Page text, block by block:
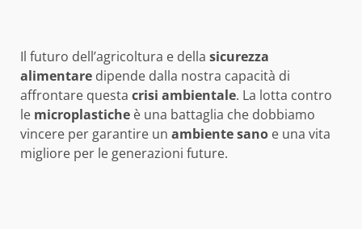
Il futuro dell’agricoltura e della sicurezza
alimentare dipende dalla nostra capacità di
affrontare questa crisi ambientale. La lotta contro
le microplastiche è una battaglia che dobbiamo
vincere per garantire un ambiente sano e una vita
migliore per le generazioni future.